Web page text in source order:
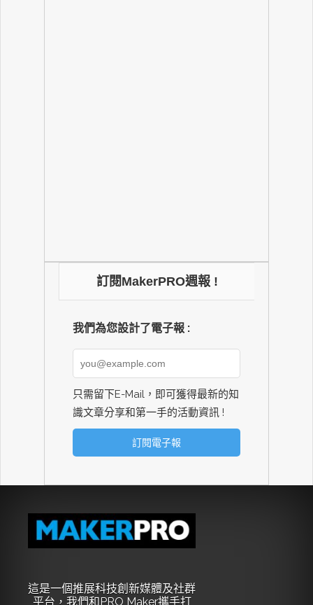
訂閱MakerPRO週報 !
我們為您設計了電子報 :
只需留下E-Mail，即可獲得最新的知
識文章分享和第一手的活動資訊 !
這是一個推展科技創新媒體及社群
平台，我們和PRO Maker攜手打